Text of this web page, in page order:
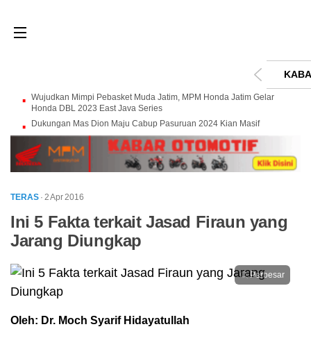
Wujudkan Mimpi Pebasket Muda Jatim, MPM Honda Jatim Gelar
Honda DBL 2023 East Java Series
Dukungan Mas Dion Maju Cabup Pasuruan 2024 Kian Masif
TERAS · 2 Apr 2016
Ini 5 Fakta terkait Jasad Firaun yang
Jarang Diungkap
Perbesar
Oleh: Dr. Moch Syarif Hidayatullah